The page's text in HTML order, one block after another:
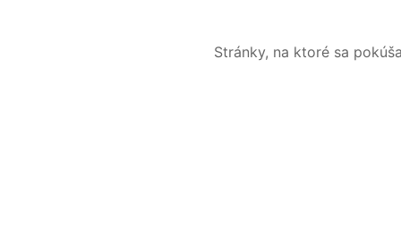
Stránky, na ktoré sa